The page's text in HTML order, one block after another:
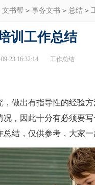
文书帮 > 事务文书 > 总结 >
训工作总结
23 16:32:14 工作总结
出有指导性的经验方
，因此十分有必须要
结，仅供参考，大家一